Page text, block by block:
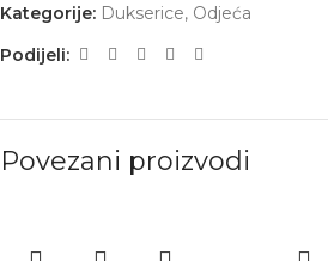
Kategorije: Dukserice, Odjeća
Podijeli:
Povezani proizvodi